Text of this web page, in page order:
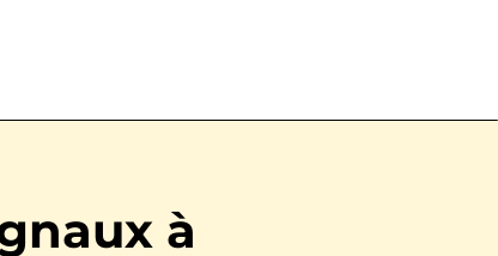
à